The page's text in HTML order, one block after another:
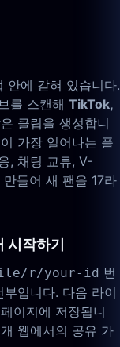
안에 갇혀 있습니다.
를 스캔해 TikTok,
클립을 생성합니
가장 일어나는 플
, 채팅 교류, V-
들어 새 팬을 17라
시작하기
r/your-id 번
입니다. 다음 라이
이지에 저장됩니
웹에서의 공유 가